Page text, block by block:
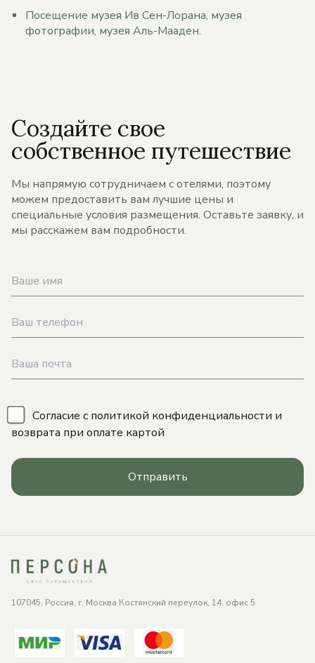
Посещение музея Ив Сен-Лорана, музея
фотографии, музея Аль-Мааден.
Создайте свое
собственное путешествие
Мы напрямую сотрудничаем с отелями, поэтому
можем предоставить вам лучшие цены и
специальные условия размещения. Оставьте заявку, и
мы расскажем вам подробности.
Согласие с политикой конфиденциальности и
возврата при оплате картой
Отправить
107045, Россия, г. Москва Костянский переулок, 14, офис 5